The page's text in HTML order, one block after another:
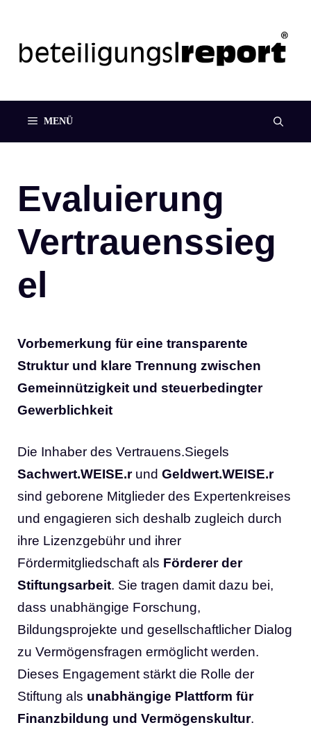
springen
MENÜ
Evaluierung
Vertrauenssieg
el
Vorbemerkung für eine transparente
Struktur und klare Trennung zwischen
Gemeinnützigkeit und steuerbedingter
Gewerblichkeit
Die Inhaber des Vertrauens.Siegels
Sachwert.WEISE.rund Geldwert.WEISE.r
sind geborene Mitglieder des Expertenkreises
und engagieren sich deshalb zugleich durch
ihre Lizenzgebühr und ihrer
Fördermitgliedschaft als Förderer der
Stiftungsarbeit. Sie tragen damit dazu bei,
dass unabhängige Forschung,
Bildungsprojekte und gesellschaftlicher Dialog
zu Vermögensfragen ermöglicht werden.
Dieses Engagement stärkt die Rolle der
Stiftung als unabhängige Plattform für
Finanzbildung und Vermögenskultur.